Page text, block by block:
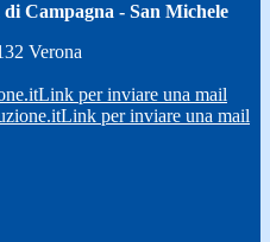
Campagna - San Michele
Verona
Link per inviare una mail
Link per inviare una mail